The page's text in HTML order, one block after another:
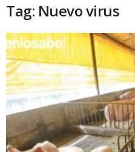
Tag: Nuevo virus